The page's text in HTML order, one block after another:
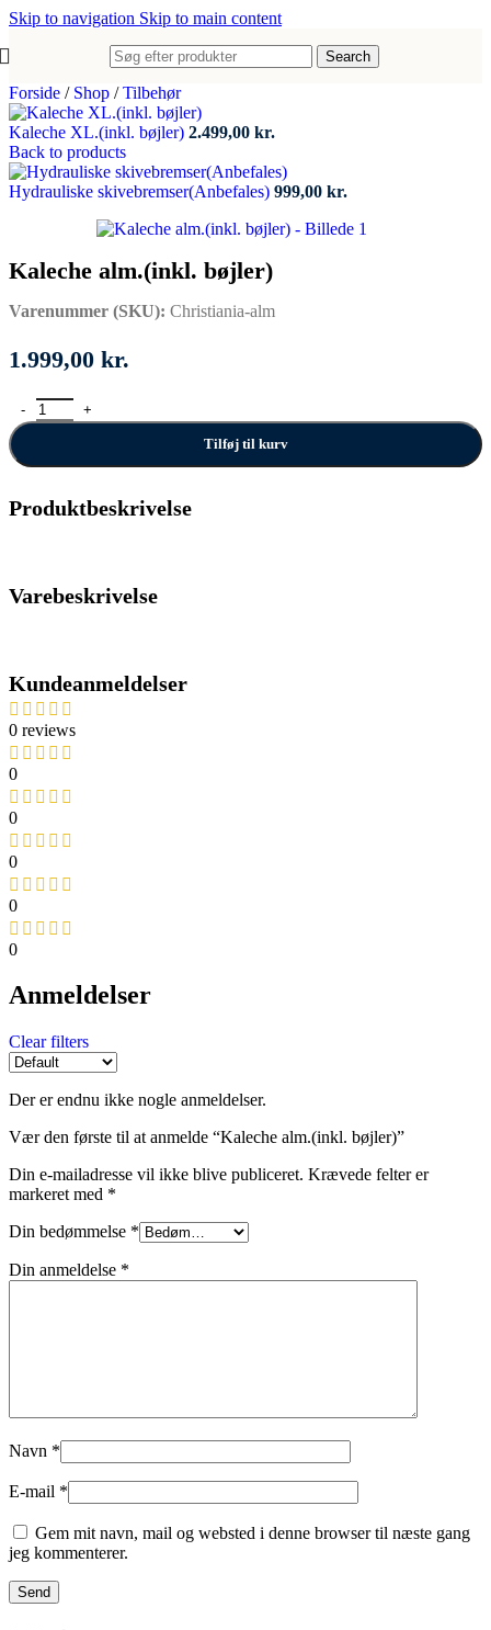
Skip to navigation Skip to main content
Search
Forside / Shop / Tilbehør
Kaleche XL.(inkl. bøjler) 2.499,00 kr.
Back to products
Hydrauliske skivebremser(Anbefales) 999,00 kr.
Kaleche alm.(inkl. bøjler)
Varenummer (SKU): Christiania-alm
1.999,00 kr.
Kaleche alm.(inkl. bøjler) antal
Tilføj til kurv
Produktbeskrivelse
Varebeskrivelse
Kundeanmeldelser
0 reviews
0
0
0
0
0
Anmeldelser
Clear filters
Der er endnu ikke nogle anmeldelser.
Vær den første til at anmelde “Kaleche alm.(inkl. bøjler)”
Din e-mailadresse vil ikke blive publiceret. Krævede felter er
markeret med *
Din bedømmelse *
Din anmeldelse *
Navn *
E-mail *
Gem mit navn, mail og websted i denne browser til næste gang
jeg kommenterer.